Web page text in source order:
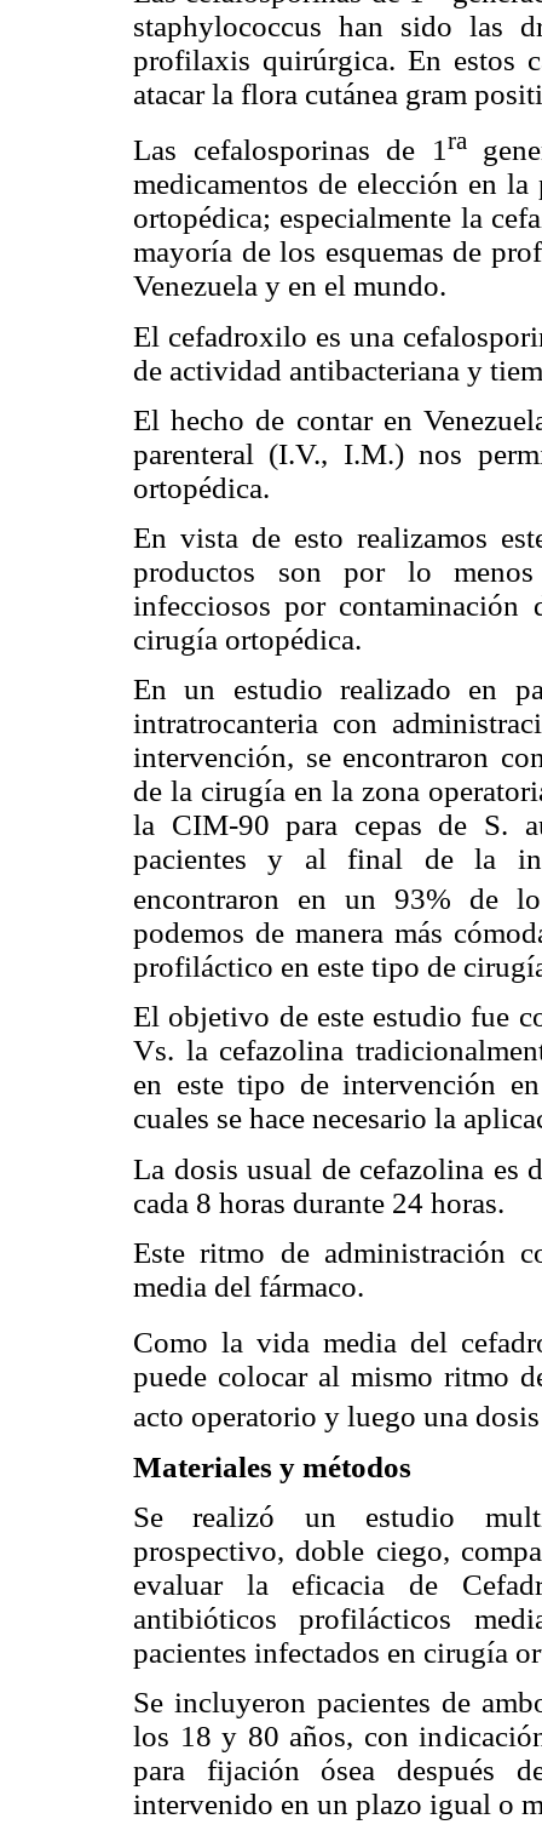
staphylococcus han sido las
profilaxis quirúrgica. En estos
atacar la flora cutánea gram
Las cefalosporinas de 1 ra
medicamentos de elección en
ortopédica; especialmente la
mayoría de los esquemas de
Venezuela y en el mundo.
El cefadroxilo es una
de actividad antibacteriana y
El hecho de contar en
parenteral (I.V., I.M.) nos
ortopédica.
En vista de esto realizamos
productos son por lo
infecciosos por contaminación
cirugía ortopédica.
En un estudio realizado en
intratrocanteria con
intervención, se encontraron
de la cirugía en la zona
la CIM-90 para cepas de S.
pacientes y al final de la
encontraron en un 93% de
podemos de manera más
profiláctico en este tipo de
El objetivo de este estudio fue
Vs. la cefazolina
en este tipo de intervención
cuales se hace necesario la
La dosis usual de cefazolina es
cada 8 horas durante 24 horas.
Este ritmo de administración
media del fármaco.
Como la vida media del
puede colocar al mismo ritmo
acto operatorio y luego una
Materiales y métodos
Se realizó un estudio
prospectivo, doble ciego,
evaluar la eficacia de
antibióticos profilácticos
pacientes infectados en cirugía
Se incluyeron pacientes de
los 18 y 80 años, con
para fijación ósea después
intervenido en un plazo igual o